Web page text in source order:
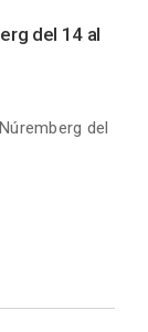
del 14 al
del